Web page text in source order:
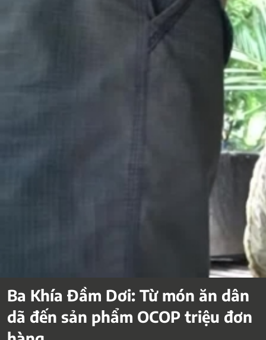
Ba Khía Đầm Dơi: Từ món ăn dân
dã đến sản phẩm OCOP triệu đơn